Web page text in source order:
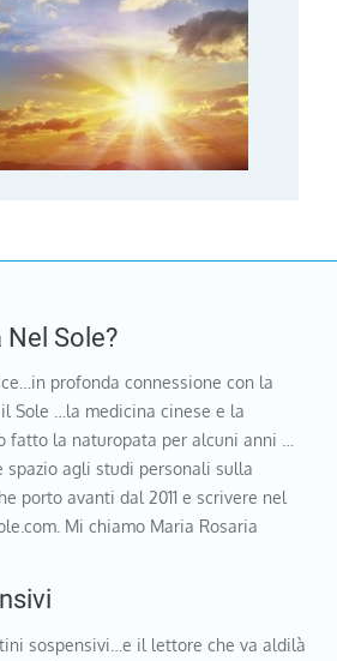
Nel Sole?
profonda connessione con la
Sole …la medicina cinese e la
fatto la naturopata per alcuni anni …
spazio agli studi personali sulla
porto avanti dal 2011 e scrivere nel
Mi chiamo Maria Rosaria
sospensivi…e il lettore che va aldilà